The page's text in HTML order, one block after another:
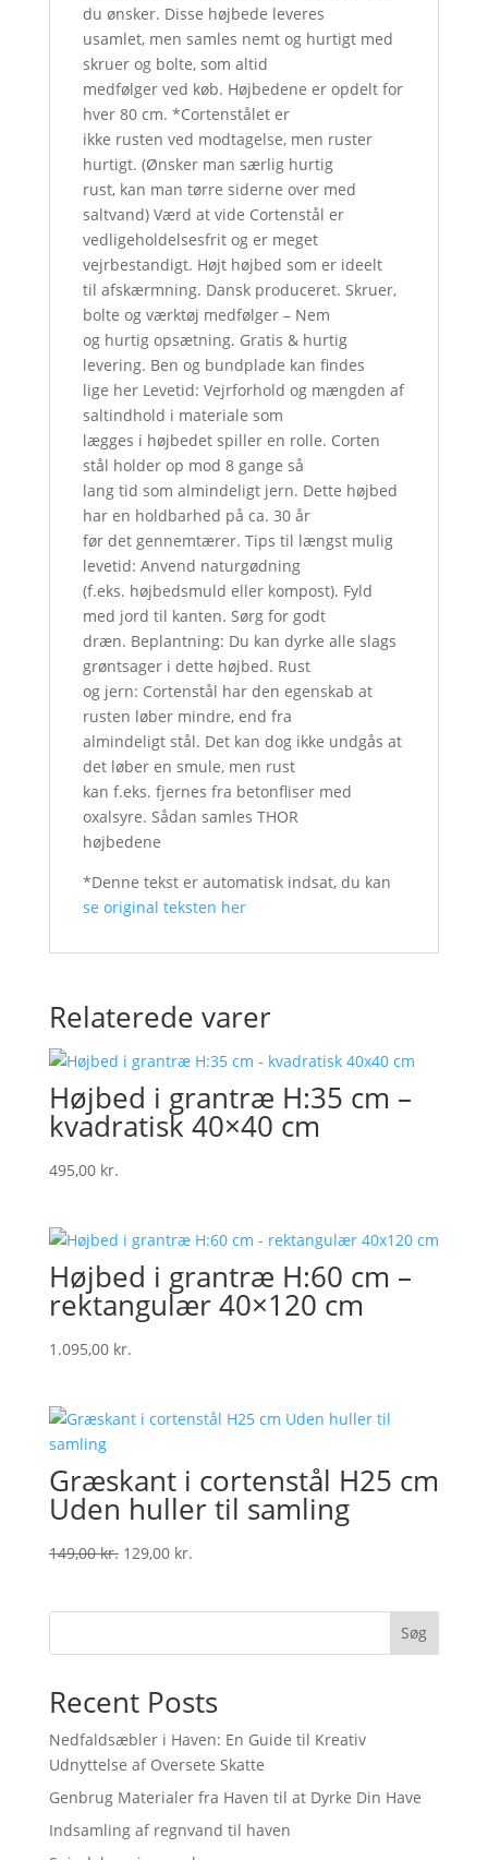
du ønsker. Disse højbede leveres
usamlet, men samles nemt og hurtigt med
skruer og bolte, som altid
medfølger ved køb. Højbedene er opdelt for
hver 80 cm. *Cortenstålet er
ikke rusten ved modtagelse, men ruster
hurtigt. (Ønsker man særlig hurtig
rust, kan man tørre siderne over med
saltvand) Værd at vide Cortenstål er
vedligeholdelsesfrit og er meget
vejrbestandigt. Højt højbed som er ideelt
til afskærmning. Dansk produceret. Skruer,
bolte og værktøj medfølger – Nem
og hurtig opsætning. Gratis & hurtig
levering. Ben og bundplade kan findes
lige her Levetid: Vejrforhold og mængden af
saltindhold i materiale som
lægges i højbedet spiller en rolle. Corten
stål holder op mod 8 gange så
lang tid som almindeligt jern. Dette højbed
har en holdbarhed på ca. 30 år
før det gennemtærer. Tips til længst mulig
levetid: Anvend naturgødning
(f.eks. højbedsmuld eller kompost). Fyld
med jord til kanten. Sørg for godt
dræn. Beplantning: Du kan dyrke alle slags
grøntsager i dette højbed. Rust
og jern: Cortenstål har den egenskab at
rusten løber mindre, end fra
almindeligt stål. Det kan dog ikke undgås at
det løber en smule, men rust
kan f.eks. fjernes fra betonfliser med
oxalsyre. Sådan samles THOR
højbedene
*Denne tekst er automatisk indsat, du kan
se original teksten her
Relaterede varer
Højbed i grantræ H:35 cm –
kvadratisk 40×40 cm
495,00 kr.
Højbed i grantræ H:60 cm –
rektangulær 40×120 cm
1.095,00 kr.
Græskant i cortenstål H25 cm
Uden huller til samling
149,00kr. Original
129,00 kr.Current
Søg
Recent Posts
Nedfaldsæbler i Haven: En Guide til Kreativ
Udnyttelse af Oversete Skatte
Genbrug Materialer fra Haven til at Dyrke Din Have
Indsamling af regnvand til haven